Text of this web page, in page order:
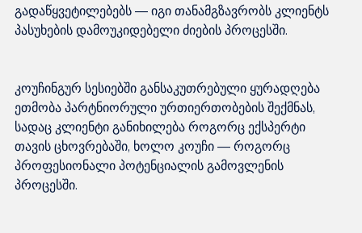
გადაწყვეტილებებს — იგი თანამგზავრობს კლიენტს
კოუჩინგურ სესიებში განსაკუთრებული ყურადღება
ეთმობა პარტნიორული ურთიერთობების შექმნას,
სადაც კლიენტი განიხილება როგორც ექსპერტი
თავის ცხოვრებაში, ხოლო კოუჩი — როგორც
პროფესიონალი პოტენციალის გამოვლენის